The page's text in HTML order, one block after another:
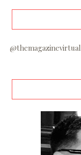
@themagazinevirtual